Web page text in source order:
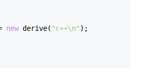
new derive( "c++\n" );